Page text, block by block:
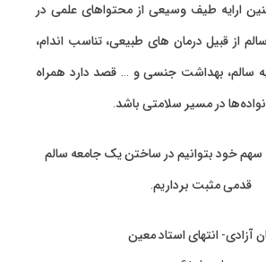
ارایه طیف وسیعی از محتواهای علمی در
از قبیل درمان های طبیعی، تناسب اندام،
سالم، بهداشت جنسی و … قصد دارد همراه
در مسیر سلامتی باشد.
سهم خود بتوانیم در ساختن یک جامعه سالم
قدمی مثبت برداریم.
آزادی- انتهای استاد معین